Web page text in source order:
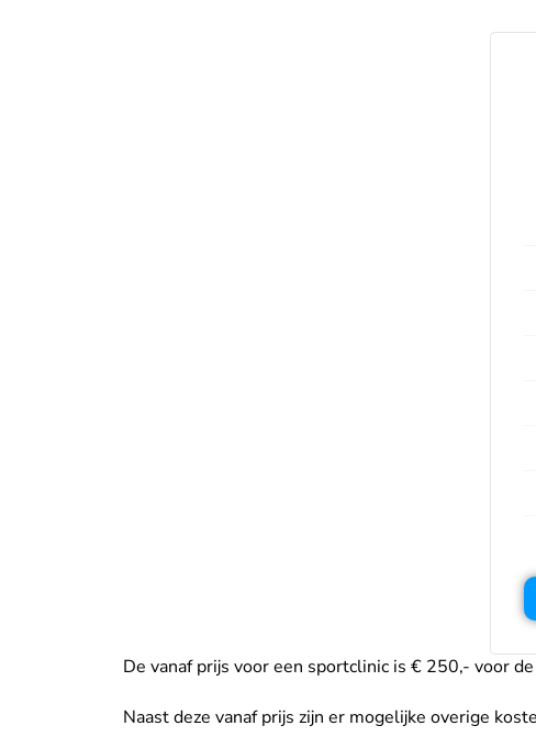
De vanaf prijs voor een sportclinic is € 250,- voor
Naast deze vanaf prijs zijn er mogelijke overige